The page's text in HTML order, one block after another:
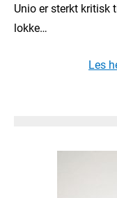
Unio er sterkt kritisk
lokke…
Les